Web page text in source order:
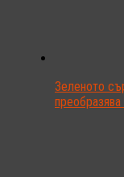
Зеленото